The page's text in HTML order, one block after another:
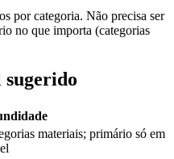
por categoria. Não precisa ser
no que importa (categorias
sugerido
materiais; primário só em